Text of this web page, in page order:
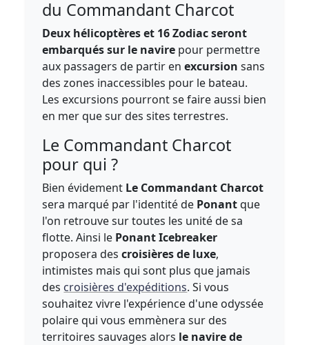
du Commandant Charcot
Deux hélicoptères et 16 Zodiac seront
embarqués sur le navire pour permettre
aux passagers de partir enexcursion sans
des zones inaccessibles pour le bateau.
Les excursions pourront se faire aussi bien
en mer que sur des sites terrestres.
Le Commandant Charcot
pour qui ?
Bien évidement Le Commandant Charcot
sera marqué par l'identité de Ponantque
l'on retrouve sur toutes les unité de sa
flotte. Ainsi le Ponant Icebreaker
proposera descroisières de luxe,
intimistes mais qui sont plus que jamais
des croisières d'expéditions. Si vous
souhaitez vivre l'expérience d'une odyssée
polaire qui vous emmènera sur des
territoires sauvages alors le navire de